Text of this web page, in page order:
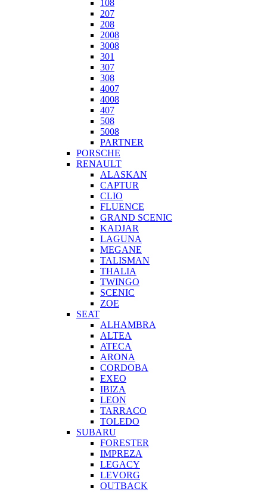
108
207
208
2008
3008
301
307
308
4007
4008
407
508
5008
PARTNER
PORSCHE
RENAULT
ALASKAN
CAPTUR
CLIO
FLUENCE
GRAND SCENIC
KADJAR
LAGUNA
MEGANE
TALISMAN
THALIA
TWINGO
SCENIC
ZOE
SEAT
ALHAMBRA
ALTEA
ATECA
ARONA
CORDOBA
EXEO
IBIZA
LEON
TARRACO
TOLEDO
SUBARU
FORESTER
IMPREZA
LEGACY
LEVORG
OUTBACK